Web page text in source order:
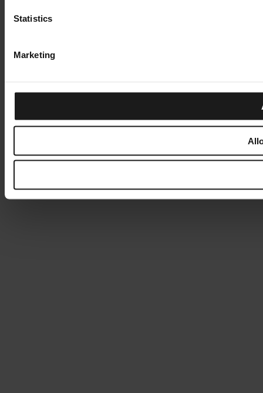
Statistics
Marketing